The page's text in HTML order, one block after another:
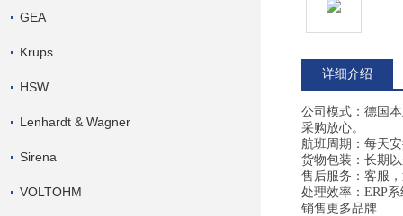
GEA
Krups
HSW
Lenhardt & Wagner
Sirena
VOLTOHM
详细介绍
公司模式：德国
采购放心。
航班周期：每天
货物包装：长期
售后服务：客服
处理效率： ERP
销售更多品牌